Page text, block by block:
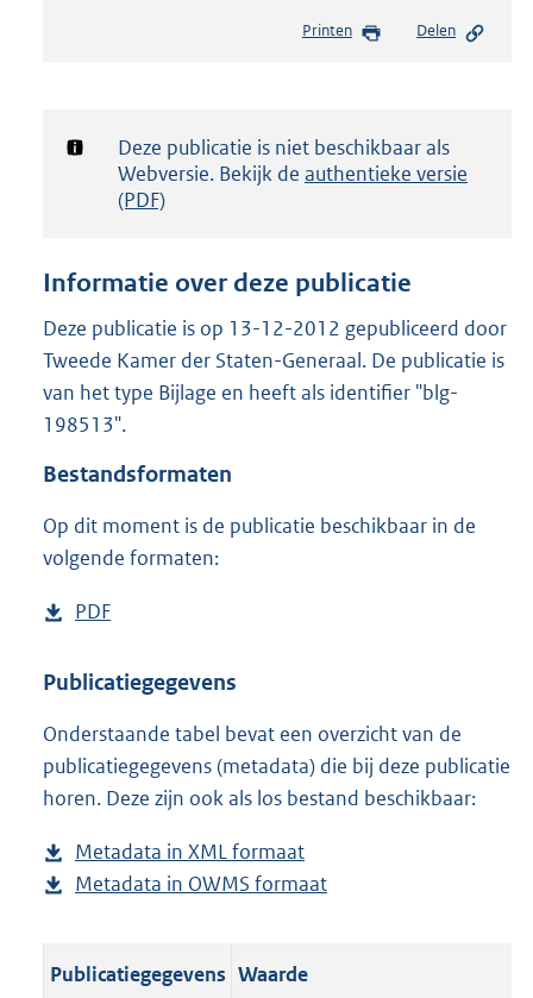
s
d
g
t
e
:
2
Printen Delen
Notificatie:
Deze publicatie is niet beschikbaar als
Webversie. Bekijk de authentieke versie
(PDF)
Informatie over deze publicatie
Deze publicatie is op 13-12-2012 gepubliceerd door
Tweede Kamer der Staten-Generaal. De publicatie is
van het type Bijlage en heeft als identifier "blg-
198513".
Bestandsformaten
Op dit moment is de publicatie beschikbaar in de
volgende formaten:
D
w
l
o
a
p
u
l
PDF
s
a
n
d
g
r
o
Publicatiegegevens
Onderstaande tabel bevat een overzicht van de
publicatiegegevens (metadata) die bij deze publicatie
horen. Deze zijn ook als los bestand beschikbaar:
Metadata in XML formaat
e
a
Metadata in OWMS formaat
Publicatiegegevens Waarde